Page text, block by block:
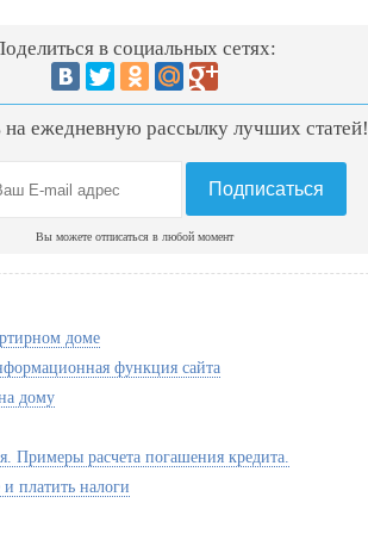
в социальных сетях:
ежедневную рассылку лучших
Вы можете отписаться в любой момент
доме
функция сайта
дому
Примеры расчета погашения кредита.
платить налоги